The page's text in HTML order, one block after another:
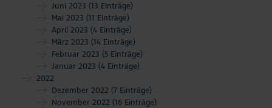
Juni 2023 (13 Einträge)
Mai 2023 (11 Einträge)
April 2023 (4 Einträge)
März 2023 (14 Einträge)
Februar 2023 (5 Einträge)
Januar 2023 (4 Einträge)
2022
Dezember 2022 (7 Einträge)
November 2022 (16 Einträge)